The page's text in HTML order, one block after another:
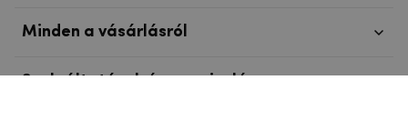
Minden a vásárlásról